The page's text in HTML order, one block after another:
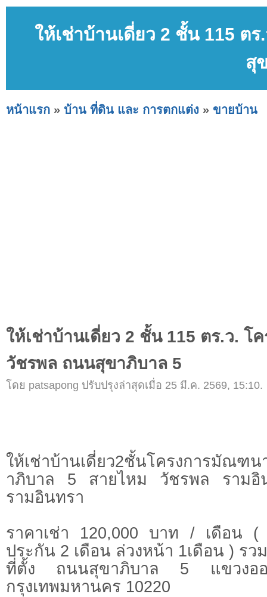
ให้เช่าบ้านเดี่ยว 2 ชั้น 115 ต
สุ
หน้าแรก » บ้าน ที่ดิน และ การตกแต่ง » ขายบ้าน
ให้เช่าบ้านเดี่ยว 2 ชั้น 115 ตร.ว. โ
วัชรพล ถนนสุขาภิบาล 5
โดย patsapong ปรับปรุงล่าสุดเมื่อ 25 มี.ค. 2569, 15:10.
ให้เช่าบ้านเดี่ยว2ชั้นโครงการมัณฑ
าภิบาล 5 สายไหม วัชรพล รามอิ
รามอินทรา
ราคาเช่า 120,000 บาท / เดือน
ประกัน 2 เดือน ล่วงหน้า 1เดือน ) รว
ที่ตั้ง ถนนสุขาภิบาล 5 แขวงออ
กรุงเทพมหานคร 10220